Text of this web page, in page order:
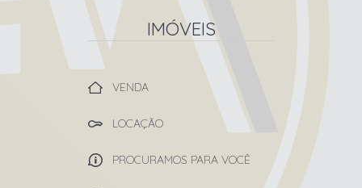
IMÓVEIS
VENDA
LOCAÇÃO
PROCURAMOS PARA VOCÊ